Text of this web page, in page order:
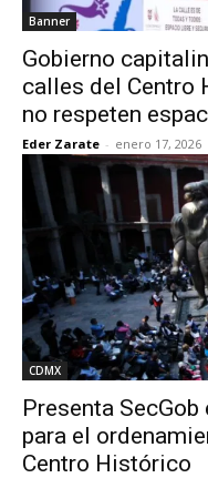
Banner
Gobierno
calles del Centro
no respeten
Eder Zarate - enero 17, 2026
CDMX
Presenta
para el
Centro Histórico